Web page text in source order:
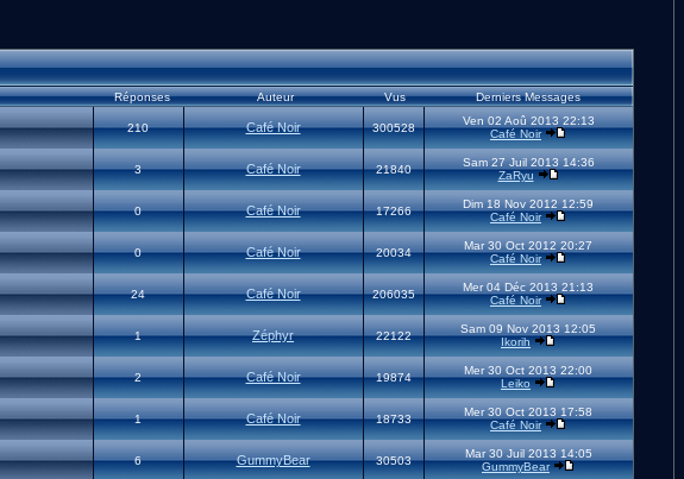
Réponses Auteur Vus Derniers Messages
210 Café Noir 300528
Ven 02 Aoû 2013 22:13
Café Noir
3 Café Noir 21840
Sam 27 Juil 2013 14:36
ZaRyu
0 Café Noir 17266
Dim 18 Nov 2012 12:59
Café Noir
0 Café Noir 20034
Mar 30 Oct 2012 20:27
Café Noir
24 Café Noir 206035
Mer 04 Déc 2013 21:13
Café Noir
1 Zéphyr 22122
Sam 09 Nov 2013 12:05
Ikorih
2 Café Noir 19874
Mer 30 Oct 2013 22:00
Leiko
1 Café Noir 18733
Mer 30 Oct 2013 17:58
Café Noir
6 GummyBear 30503
Mar 30 Juil 2013 14:05
GummyBear